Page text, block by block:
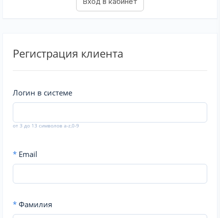
Регистрация клиента
Логин в системе
от 3 до 13 символов a-z,0-9
* Email
* Фамилия